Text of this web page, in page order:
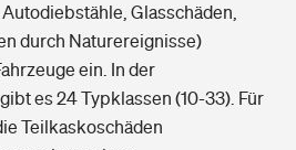
Glasschäden,
durch Naturereignisse)
ein. In der
es 24 Typklassen (10-33). Für
Teilkaskoschäden